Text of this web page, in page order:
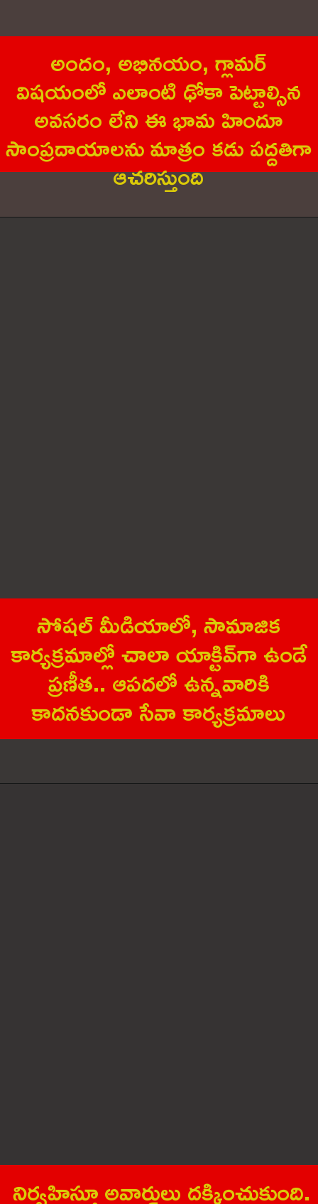
అందం, అభిన‌యం, గ్లామ‌ర్
విష‌యంలో ఎలాంటి ఢోకా పెట్టాల్సిన
అవ‌స‌రం లేని ఈ భామ హిందూ
సాంప్ర‌దాయాల‌ను మాత్రం క‌డు ప‌ద్దతిగా
ఆచ‌రిస్తుంది
సోష‌ల్ మీడియాలో, సామాజిక
కార్య‌క్ర‌మాల్లో చాలా యాక్టివ్‌గా ఉండే
ప్ర‌ణీత‌.. ఆప‌ద‌లో ఉన్న‌వారికి
కాదనకుండా సేవా కార్య‌క్ర‌మాలు
నిర్వ‌హిస్తూ అవార్డులు ద‌క్కించుకుంది.